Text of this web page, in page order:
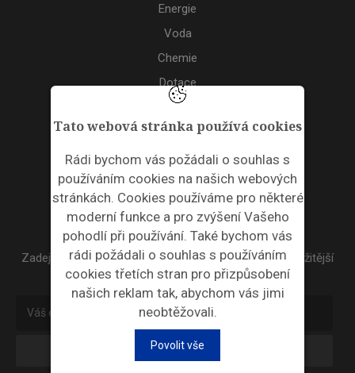
Tato webová stránka používá cookies
Rádi bychom vás požádali o souhlas s
používáním cookies na našich webových
stránkách. Cookies používáme pro některé
moderní funkce a pro zvýšení Vašeho
pohodlí při používání. Také bychom vás
rádi požádali o souhlas s používáním
cookies třetích stran pro přizpůsobení
našich reklam tak, abychom vás jimi
neobtěžovali.
Povolit vše
Energie
Voda
Chemie
Dotace
Akce
ODPADNÍ PLASTY
NEWSLETTER
Zadejte váš email a my Vám budeme zasílat ty nejdůležitější
informace, maximálně 1x týdně.
Odebírat